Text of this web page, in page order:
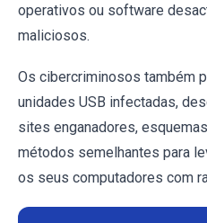
operativos ou software
maliciosos.
Os cibercriminosos também
unidades USB infectadas,
sites enganadores,
métodos semelhantes para
os seus computadores com